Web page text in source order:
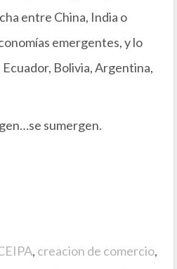
entre China, India o
emergentes, y lo
Ecuador, Bolivia, Argentina,
sumergen.
, creacion de comercio,